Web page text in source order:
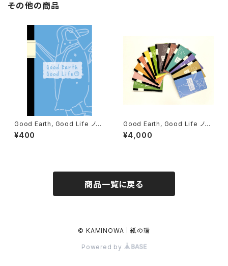
その他の商品
Good Earth, Good Life ノー
ト｜1冊ずつ選べる絶滅危惧種シ
リーズ
¥400
Good Earth, Good Life ノー
ト｜12冊セット（絶滅危惧種 全
種入り）
¥4,000
商品一覧に戻る
© KAMINOWA｜紙の環
Powered by